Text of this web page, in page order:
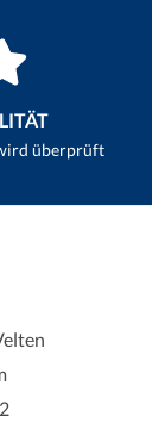
überprüft